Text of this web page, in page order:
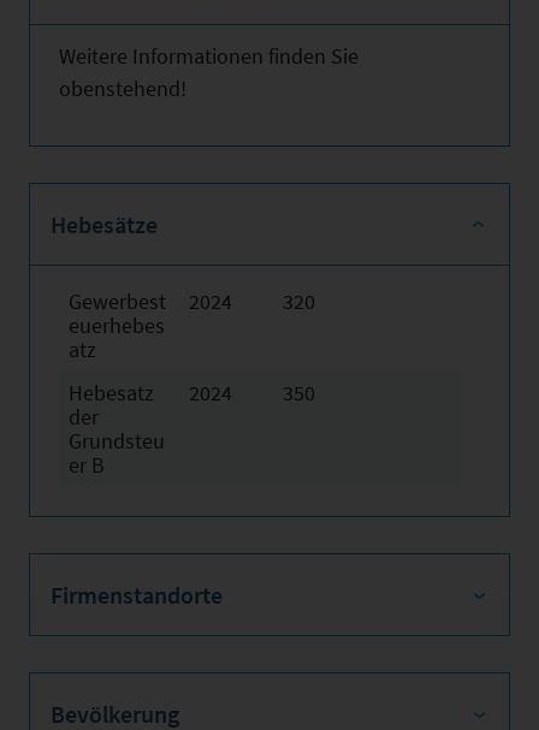
Weitere Informationen finden Sie
obenstehend!
Hebesätze
Gewerbest
euerhebes
atz
2024 320
Hebesatz
der
Grundsteu
er B
2024 350
Firmenstandorte
Bevölkerung